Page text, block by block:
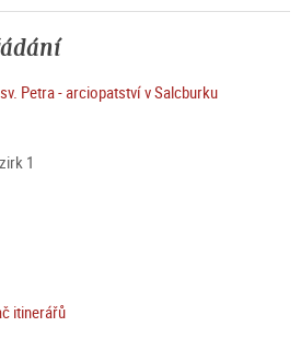
Petra - arciopatství v Salcburku
1
itinerářů